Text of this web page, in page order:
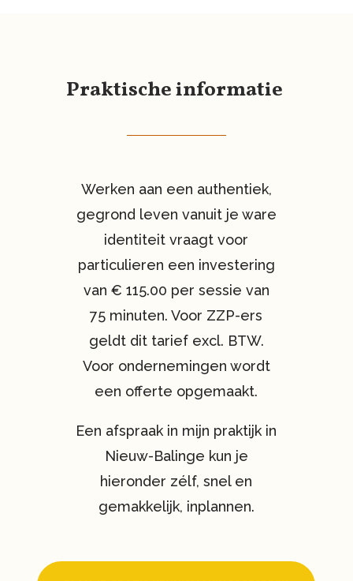
Praktische informatie
Werken aan een authentiek,
gegrond leven vanuit je ware
identiteit vraagt voor
particulieren een investering
van € 115.00 per sessie van
75 minuten. Voor ZZP-ers
geldt dit tarief excl. BTW.
Voor ondernemingen wordt
een offerte opgemaakt.
Een afspraak in mijn praktijk in
Nieuw-Balinge kun je
hieronder zélf, snel en
gemakkelijk, inplannen.